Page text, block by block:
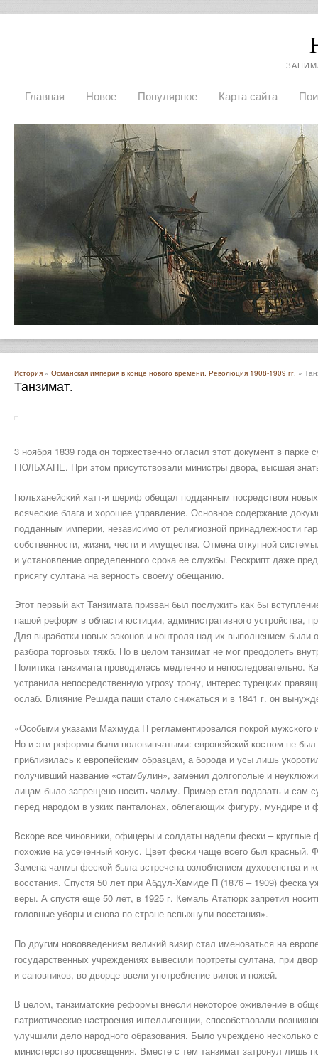
Главная Новое Популярное Карта сайта
История » Османская империя в конце нового времени. Революция 1908-1909 гг. »
Танзимат.
3 ноября 1839 года он торжественно огласил этот документ в парке
ГЮЛЬХАНЕ. При этом присутствовали министры двора, высшая
Гюльханейский хатт-и шериф обещал подданным посредством
всяческие блага и хорошее управление. Основное содержание
подданным империи, независимо от религиозной принадлежности
собственности, жизни, чести и имущества. Отмена откупной
и установление определенного срока ее службы. Рескрипт даже
присягу султана на верность своему обещанию.
Этот первый акт Танзимата призван был послужить как бы
пашой реформ в области юстиции, административного устройства,
Для выработки новых законов и контроля над их выполнением были
разбора торговых тяжб. Но в целом танзимат не мог преодолеть
Политика танзимата проводилась медленно и непоследовательно.
устранила непосредственную угрозу трону, интерес турецких
ослаб. Влияние Решида паши стало снижаться и в 1841 г. он
«Особыми указами Махмуда П регламентировался покрой мужского
Но и эти реформы были половинчатыми: европейский костюм не
приблизилась к европейским образцам, а борода и усы лишь
получивший название «стамбулин», заменил долгополые и
лицам было запрещено носить чалму. Пример стал подавать и сам
перед народом в узких панталонах, облегающих фигуру, мундире и
Вскоре все чиновники, офицеры и солдаты надели фески –
похожие на усеченный конус. Цвет фески чаще всего был красный.
Замена чалмы феской была встречена озлоблением духовенства и
восстания. Спустя 50 лет при Абдул-Хамиде П (1876 – 1909) феска
веры. А спустя еще 50 лет, в 1925 г. Кемаль Ататюрк запретил
головные уборы и снова по стране вспыхнули восстания».
По другим нововведениям великий визир стал именоваться на
государственных учреждениях вывесили портреты султана, при
и сановников, во дворце ввели употребление вилок и ножей.
В целом, танзиматские реформы внесли некоторое оживление в
патриотические настроения интеллигенции, способствовали
улучшили дело народного образования. Было учреждено несколько
министерство просвещения. Вместе с тем танзимат затронул лишь